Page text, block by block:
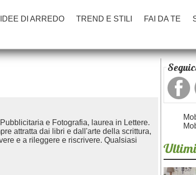
IDEE DI ARREDO TREND E STILI FAI DA TE
e Fotografia, laurea in Lettere.
attratta dai libri e dall'arte della scrittura,
e a rileggere e riscrivere. Qualsiasi